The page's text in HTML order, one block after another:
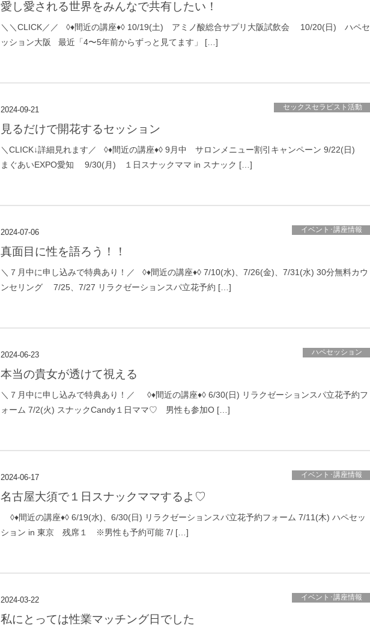
愛し愛される世界をみんなで共有したい！
＼＼CLICK／／ ◊♦間近の講座♦◊ 10/19(土) アミノ酸総合サプリ大阪試飲会 10/20(日) ハペセ
ッション大阪 最近「4〜5年前からずっと見てます」 […]
2024-09-21 セックスセラピスト活動
見るだけで開花するセッション
＼CLICK↓詳細見れます／ ◊♦間近の講座♦◊ 9月中 サロンメニュー割引キャンペーン 9/22(日)
まぐあいEXPO愛知 9/30(月) １日スナックママ in スナック […]
2024-07-06 イベント･講座情報
真面目に性を語ろう！！
＼７月中に申し込みで特典あり！／ ◊♦間近の講座♦◊ 7/10(水)、7/26(金)、7/31(水) 30分無料カウ
ンセリング 7/25、7/27 リラクゼーションスパ立花予約 […]
2024-06-23 ハペセッション
本当の貴女が透けて視える
＼７月中に申し込みで特典あり！／ ◊♦間近の講座♦◊ 6/30(日) リラクゼーションスパ立花予約フ
ォーム 7/2(火) スナックCandy１日ママ♡ 男性も参加O […]
2024-06-17 イベント･講座情報
名古屋大須で１日スナックママするよ♡
◊♦間近の講座♦◊ 6/19(水)、6/30(日) リラクゼーションスパ立花予約フォーム 7/11(木) ハペセッ
ション in 東京 残席１ ※男性も予約可能 7/ […]
2024-03-22 イベント･講座情報
私にとっては性業マッチング日でした